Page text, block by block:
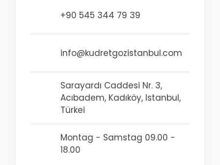
+90 545 344 79 39
info@kudretgozistanbul.com
Sarayardı Caddesi Nr. 3,
Acıbadem, Kadıköy, Istanbul,
Türkei
Montag - Samstag 09.00 -
18.00